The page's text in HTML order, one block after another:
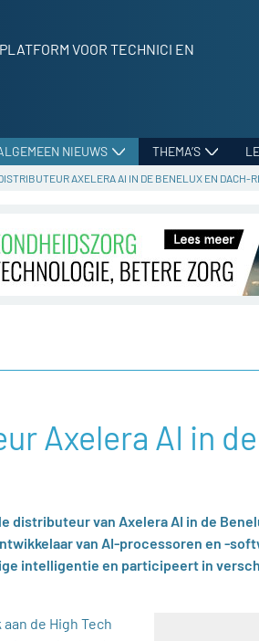
VOOR TECHNICI EN
NIEUWS THEMA’S
AXELERA AI IN DE BENELUX EN DACH-
Axelera AI in
van Axelera AI in de
van AI-processoren en -
intelligentie en participeert in
de High Tech